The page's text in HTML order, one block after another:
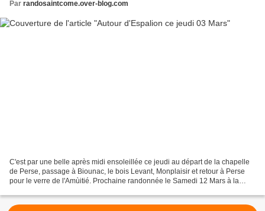
Par randosaintcome.over-blog.com
C'est par une belle après midi ensoleillée ce jeudi au départ de la chapelle
de Perse, passage à Biounac, le bois Levant, Monplaisir et retour à Perse
pour le verre de l'Amùitié. Prochaine randonnée le Samedi 12 Mars à la